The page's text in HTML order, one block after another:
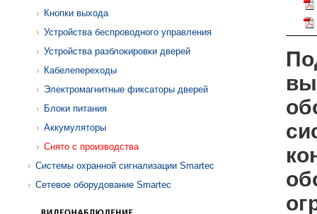
Кнопки выхода
Устройства беспроводного управления
Устройства разблокировки дверей
Кабелепереходы
Электромагнитные фиксаторы дверей
Блоки питания
Аккумуляторы
Снято с производства
Системы охранной сигнализации Smartec
Сетевое оборудование Smartec